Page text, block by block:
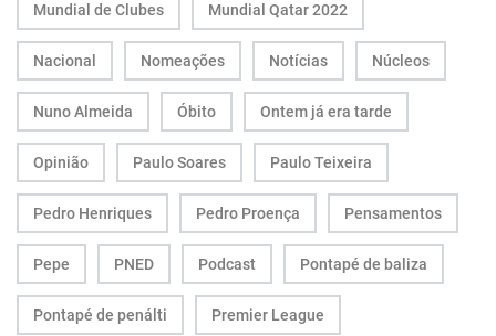
Mundial de Clubes Mundial Qatar 2022
Nacional Nomeações Notícias Núcleos
Nuno Almeida Óbito Ontem já era tarde
Opinião Paulo Soares Paulo Teixeira
Pedro Henriques Pedro Proença Pensamentos
Pepe PNED Podcast Pontapé de baliza
Pontapé de penálti Premier League